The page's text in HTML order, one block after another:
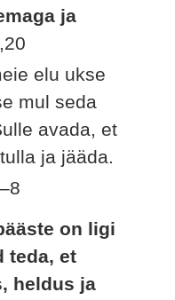
ja
elu ukse
mul seda
avada, et
ja jääda.
on ligi
teda, et
heldus ja